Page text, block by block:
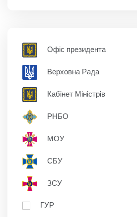
Офіс президента
Верховна Рада
Кабінет Міністрів
РНБО
МОУ
СБУ
ЗСУ
ГУР